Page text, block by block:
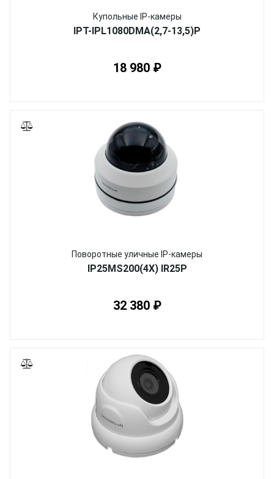
Купольные IP-камеры
IPT-IPL1080DMA(2,7-13,5)P
18 980 ₽
Поворотные уличные IP-камеры
IP25MS200(4X) IR25P
32 380 ₽